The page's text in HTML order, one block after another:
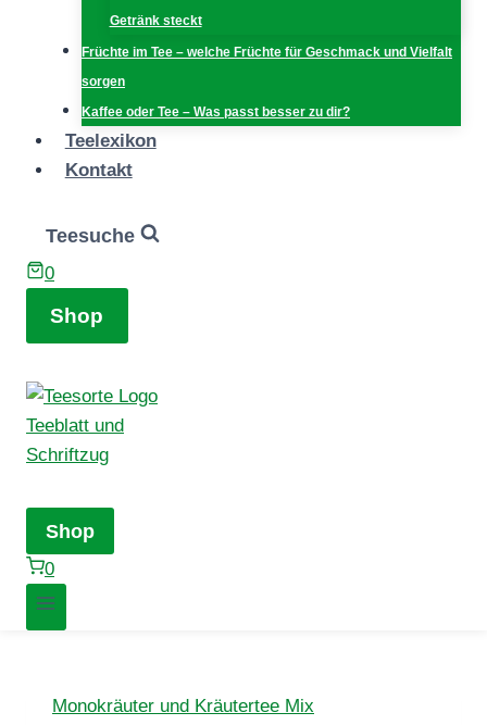
Getränk steckt
Früchte im Tee – welche Früchte für Geschmack und Vielfalt
sorgen
Kaffee oder Tee – Was passt besser zu dir?
Teelexikon
Kontakt
Teesuche
0
Shop
Shop
0
Monokräuter und Kräutertee Mix